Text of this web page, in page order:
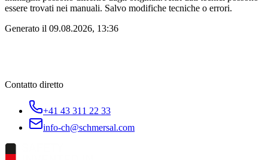
essere trovati nei manuali. Salvo modifiche tecniche o errori.
Generato il 09.08.2026, 13:36
Contatto diretto
+41 43 311 22 33
info-ch@schmersal.com